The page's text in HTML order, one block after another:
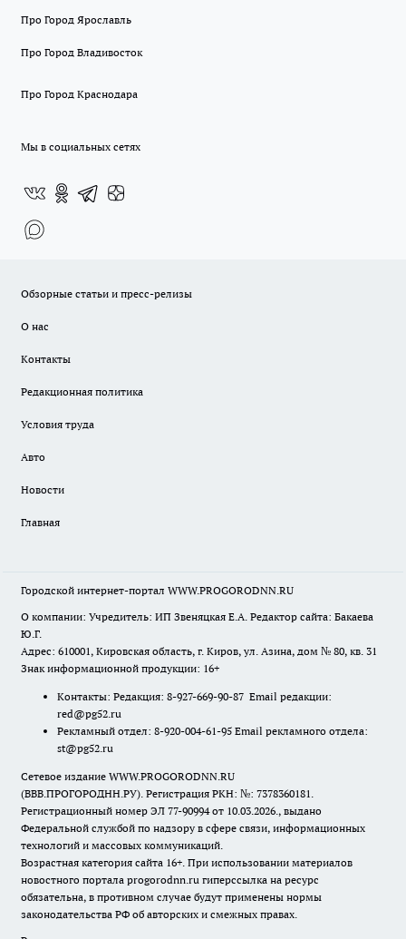
Про Город Ярославль
Про Город Владивосток
Про Город Краснодара
Мы в социальных сетях
Обзорные статьи и пресс-релизы
О нас
Контакты
Редакционная политика
Условия труда
Авто
Новости
Главная
Городской интернет-портал WWW.PROGORODNN.RU
О компании: Учредитель: ИП Звеняцкая Е.А. Редактор сайта: Бакаева
Ю.Г.
Адрес: 610001, Кировская область, г. Киров, ул. Азина, дом № 80, кв. 31
Знак информационной продукции: 16+
Контакты: Редакция: 8-927-669-90-87 Email редакции:
red@pg52.ru
Рекламный отдел: 8-920-004-61-95 Email рекламного отдела:
st@pg52.ru
Сетевое издание WWW.PROGORODNN.RU
(ВВВ.ПРОГОРОДНН.РУ). Регистрация РКН: №: 7378360181.
Регистрационный номер ЭЛ 77-90994 от 10.03.2026., выдано
Федеральной службой по надзору в сфере связи, информационных
технологий и массовых коммуникаций.
Возрастная категория сайта 16+. При использовании материалов
новостного портала progorodnn.ru гиперссылка на ресурс
обязательна, в противном случае будут применены нормы
законодательства РФ об авторских и смежных правах.